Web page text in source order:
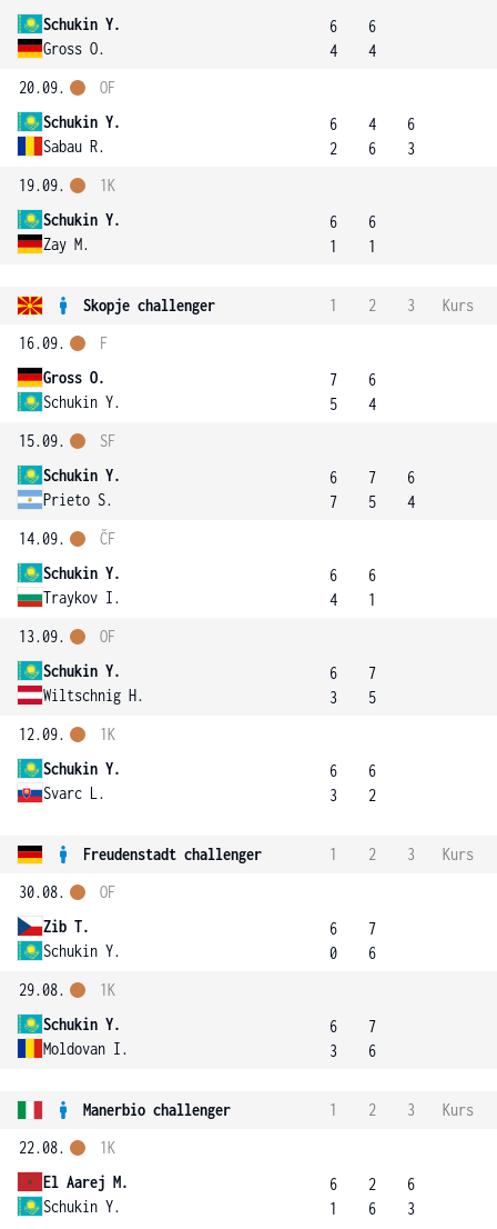
Schukin Y.
Gross O.
6
4
6
4
20.09.
Schukin Y.
Sabau R.
OF
6
2
4
6
6
3
19.09.
Schukin Y.
Zay M.
1K
6
1
6
1
Skopje challenger 1 2 3
Kurs
16.09.
Gross O.
Schukin Y.
F
7
5
6
4
15.09.
Schukin Y.
Prieto S.
SF
6
7
7
5
6
4
14.09.
Schukin Y.
Traykov I.
ČF
6
4
6
1
13.09.
Schukin Y.
Wiltschnig H.
OF
6
3
7
5
12.09.
Schukin Y.
Svarc L.
1K
6
3
6
2
Freudenstadt challenger 1 2 3
Kurs
30.08.
Zib T.
Schukin Y.
OF
6
0
7
6
29.08.
Schukin Y.
Moldovan I.
1K
6
3
7
6
Manerbio challenger 1 2 3
Kurs
22.08.
El Aarej M.
Schukin Y.
1K
6
1
2
6
6
3